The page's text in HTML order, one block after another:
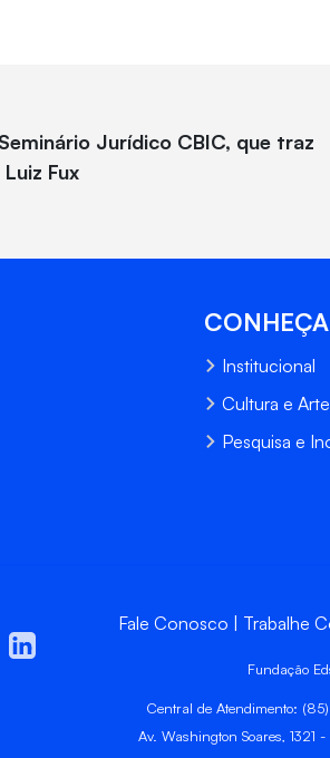
Jurídico CBIC, que traz
Fux
Institucional
Cultura e Arte
Pesquisa e
Fale Conosco Trabalhe
Fundação
Central de Atendimento:
Av. Washington Soares, 1321